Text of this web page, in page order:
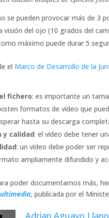
se pueden provocar más de 3
visión del ojo (10 grados del
máximo puede durar 5
el Marco de Desarrollo de la
fichero: es importante un
formatos de vídeo que
hasta su descarga
y calidad: el vídeo debe tener
: un vídeo debe poder ser
ampliamente difundido y
poder documentarnos más,
, publicada por el
Adrian Aguayo